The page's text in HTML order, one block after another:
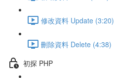
修改資料 Update (3:20)
刪除資料 Delete (4:38)
初探 PHP